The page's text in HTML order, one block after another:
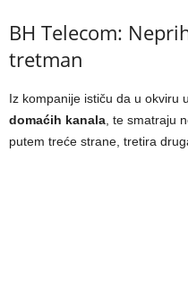
BH Telecom:
tretman
Iz kompanije ističu da u okviru
domaćih kanala , te smatraju
putem treće strane, tretira